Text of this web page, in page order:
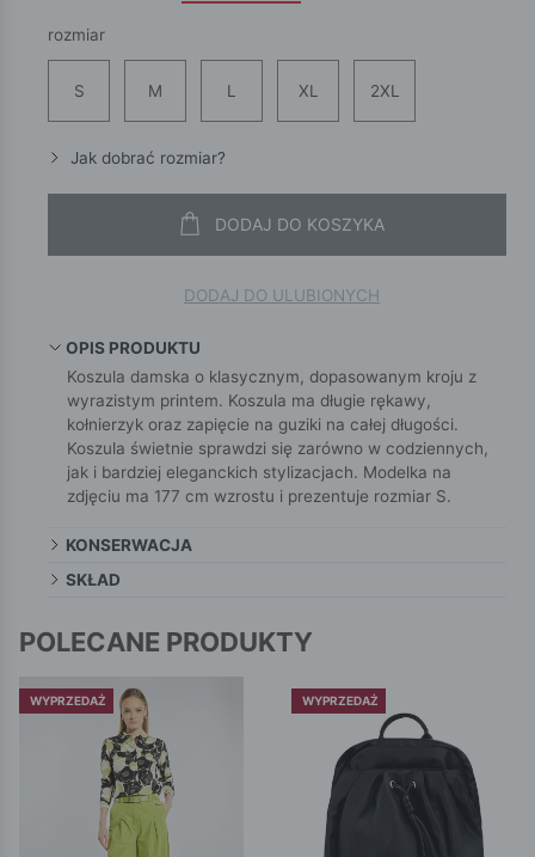
rozmiar
S M L XL 2XL
Jak dobrać rozmiar?
DODAJ DO KOSZYKA
DODAJ DO ULUBIONYCH
OPIS PRODUKTU
Koszula damska o klasycznym, dopasowanym kroju z
wyrazistym printem. Koszula ma długie rękawy,
kołnierzyk oraz zapięcie na guziki na całej długości.
Koszula świetnie sprawdzi się zarówno w codziennych,
jak i bardziej eleganckich stylizacjach. Modelka na
zdjęciu ma 177 cm wzrostu i prezentuje rozmiar S.
KONSERWACJA
SKŁAD
POLECANE PRODUKTY
WYPRZEDAŻ WYPRZEDAŻ